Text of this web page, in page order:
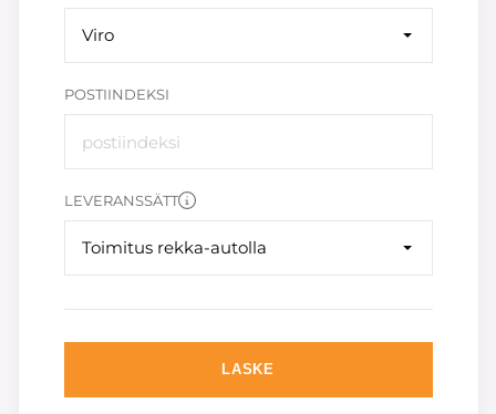
Viro
POSTIINDEKSI
LEVERANSSÄTT
Toimitus rekka-autolla
LASKE